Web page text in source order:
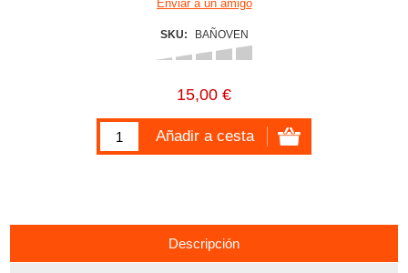
SKU: BAÑOVEN
15,00 €
Descripción